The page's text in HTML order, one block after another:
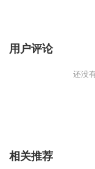
用户评论
还没
相关推荐